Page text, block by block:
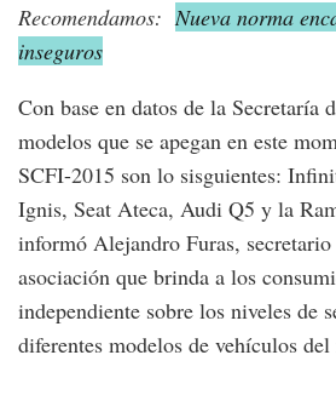
Recomendamos: Nueva norma
inseguros
Con base en datos de la Secretaría
modelos que se apegan en este
SCFI-2015 son lo sisguientes:
Ignis, Seat Ateca, Audi Q5 y la
informó Alejandro Furas,
asociación que brinda a los
independiente sobre los niveles de
diferentes modelos de vehículos del